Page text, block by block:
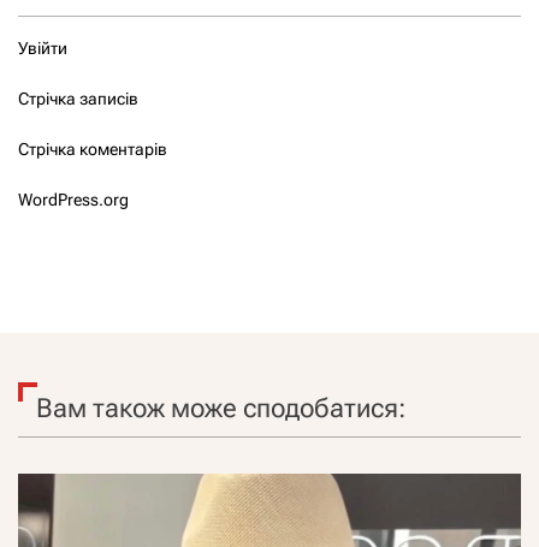
Увійти
Стрічка записів
Стрічка коментарів
WordPress.org
Вам також може сподобатися: